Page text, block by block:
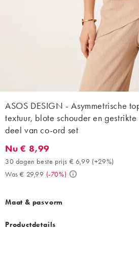
ASOS DESIGN - Asymmetrische
textuur, blote schouder en
deel van co-ord set
Nu € 8,99. 30 dagen beste prijs €
Nu € 8,99
30 dagen beste prijs € 6,99 (+29%)
Was € 29,99 (-70%)
Maat & pasvorm
Productdetails